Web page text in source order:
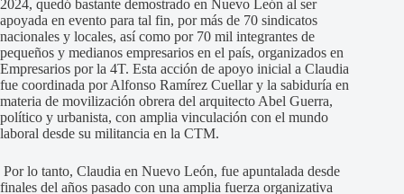
2024, quedó bastante demostrado en Nuevo León al ser
apoyada en evento para tal fin, por más de 70 sindicatos
nacionales y locales, así como por 70 mil integrantes de
pequeños y medianos empresarios en el país, organizados en
Empresarios por la 4T. Esta acción de apoyo inicial a Claudia
fue coordinada por Alfonso Ramírez Cuellar y la sabiduría en
materia de movilización obrera del arquitecto Abel Guerra,
político y urbanista, con amplia vinculación con el mundo
laboral desde su militancia en la CTM.
Por lo tanto, Claudia en Nuevo León, fue apuntalada desde
finales del años pasado con una amplia fuerza organizativa